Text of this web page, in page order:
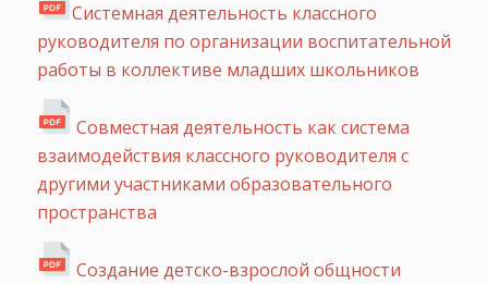
Системная деятельность классного
руководителя по организации воспитательной
работы в коллективе младших школьников
Совместная деятельность как система
взаимодействия классного руководителя с
другими участниками образовательного
пространства
Создание детско-взрослой общности